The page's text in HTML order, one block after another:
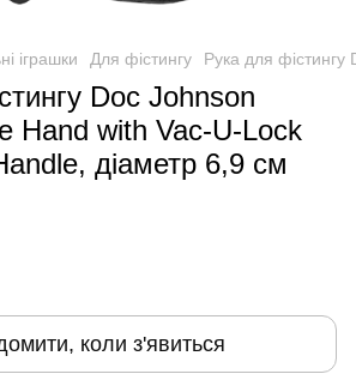
іграшки Для фістингу Рука для
Doc Johnson
Hand with Vac-U-Lock
діаметр 6,9 см
коли з'явиться